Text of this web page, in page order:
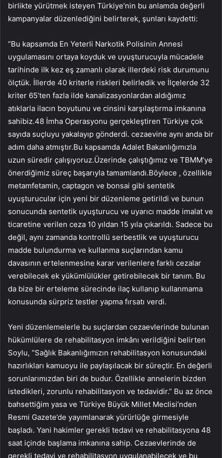
birlikte yürütmek isteyen Türkiye’nin bu anlamda değerli
kampanyalar düzenlediğini belirterek, şunları kaydetti:
“Bu kapsamda En Yeterli Narkotik Polisinin Annesi
uygulamasını ortaya koyduk ve uyuşturucuyla mücadele
tarihinde ilk kez eş zamanlı olarak illerdeki risk durumunu
ölçtük. İllerde 40 kriterle riskleri belirledik ve İlçelerde 32
kriter 65’ten fazla ilde kanalizasyonlardan aldığımız
atıklarla ilacın boyutunu ve cinsini karşılaştırma imkanına
sahibiz.48 İmha Operasyonu gerçekleştiren Türkiye çok
sayıda suçluyu yakalayıp gönderdi. cezaevine aynı anda bir
adım daha atmıştır.Bu kapsamda Adalet Bakanlığımızla
uzun süredir çalışıyoruz.Üzerinde çalıştığımız ve TBMM’ye
önerdiğimiz süreç başarıyla tamamlandı.Böylece , özellikle
metamfetamin, captagon ve bonsai gibi sentetik
uyuşturucular için yeni bir düzenleme getirildi ve bunun
sonucunda sentetik uyuşturucu ve uyarıcı madde imalat ve
ticaretine verilen ceza 10 yıldan 15 yıla çıkarıldı. Sadece bu
değil, aynı zamanda kontrollü serbestlik ve uyuşturucu
madde bulundurma ve kullanma suçlarından kamu
davasının ertelenmesine karar verilenlere farklı cezalar
verebilecek ek yükümlülükler getirebilecek bir tanım. Bu
da bize bir erteleme sürecinde ilaç kullanıp kullanmama
konusunda sürpriz testler yapma fırsatı verdi.
Yeni düzenlemelerle bu suçlardan cezaevlerinde bulunan
hükümlülere de rehabilitasyon imkânı verildiğini belirten
Soylu, “Sağlık Bakanlığımızın rehabilitasyon konusundaki
hazırlıkları kamuoyu ile paylaşılacak bir süreçtir. En değerli
sorunlarımızdan biri de budur. Özellikle annelerin bizden
istedikleri, zorunlu rehabilitasyon ve tedavidir.” Bu az önce
bahsettiğim yasa ve Türkiye Büyük Millet Meclisi’nden
Resmi Gazete’de yayımlanarak yürürlüğe girmesiyle
başladı. Yani hakimler gerekli tedavi ve rehabilitasyona 48
saat içinde başlama imkanına sahip. Cezaevlerinde de
gerekli tedavi ve rehabilitasyon uygulanabilecek ve bu